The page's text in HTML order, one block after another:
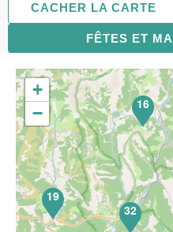
FÊTES ET
CACHER LA CARTE
19
16
32
+
−